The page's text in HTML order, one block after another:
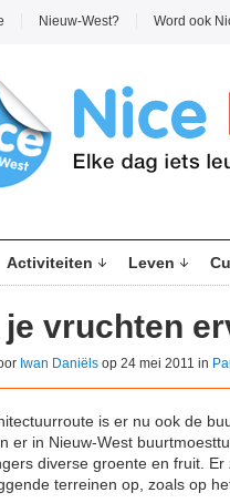
Nieuw-West? Word ook
Activiteiten Leven
je vruchten
Iwan Daniëls op 24 mei 2011 in
is er nu ook de
er in Nieuw-West
diverse groente en fruit.
terreinen op, zoals op